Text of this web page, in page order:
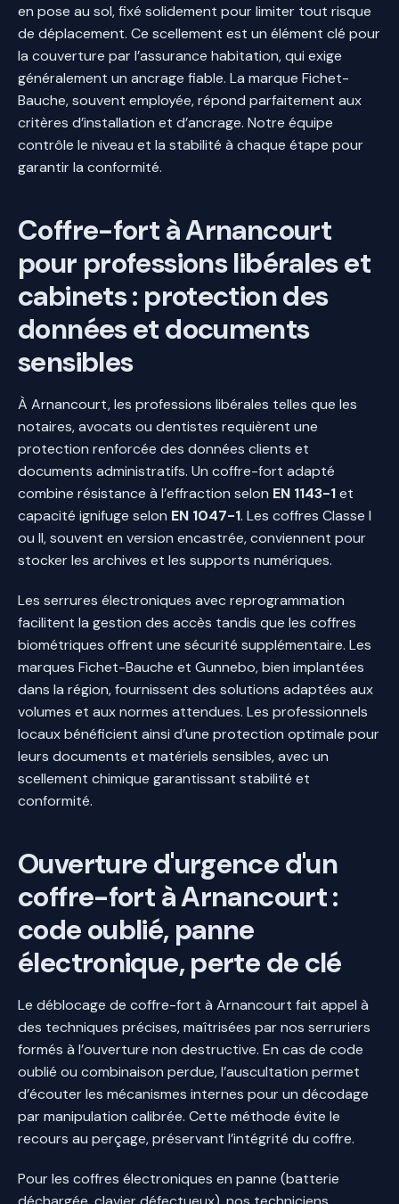
en pose au sol, fixé solidement pour limiter tout risque
de déplacement. Ce scellement est un élément clé pour
la couverture par l’assurance habitation, qui exige
généralement un ancrage fiable. La marque Fichet-
Bauche, souvent employée, répond parfaitement aux
critères d’installation et d’ancrage. Notre équipe
contrôle le niveau et la stabilité à chaque étape pour
garantir la conformité.
Coffre-fort à Arnancourt
pour professions libérales et
cabinets : protection des
données et documents
sensibles
À Arnancourt, les professions libérales telles que les
notaires, avocats ou dentistes requièrent une
protection renforcée des données clients et
documents administratifs. Un coffre-fort adapté
combine résistance à l’effraction selon EN 1143-1et
capacité ignifuge selon EN 1047-1. Les coffres Classe I
ou II, souvent en version encastrée, conviennent pour
stocker les archives et les supports numériques.
Les serrures électroniques avec reprogrammation
facilitent la gestion des accès tandis que les coffres
biométriques offrent une sécurité supplémentaire. Les
marques Fichet-Bauche et Gunnebo, bien implantées
dans la région, fournissent des solutions adaptées aux
volumes et aux normes attendues. Les professionnels
locaux bénéficient ainsi d’une protection optimale pour
leurs documents et matériels sensibles, avec un
scellement chimique garantissant stabilité et
conformité.
Ouverture d'urgence d'un
coffre-fort à Arnancourt :
code oublié, panne
électronique, perte de clé
Le déblocage de coffre-fort à Arnancourt fait appel à
des techniques précises, maîtrisées par nos serruriers
formés à l’ouverture non destructive. En cas de code
oublié ou combinaison perdue, l’auscultation permet
d’écouter les mécanismes internes pour un décodage
par manipulation calibrée. Cette méthode évite le
recours au perçage, préservant l’intégrité du coffre.
Pour les coffres électroniques en panne (batterie